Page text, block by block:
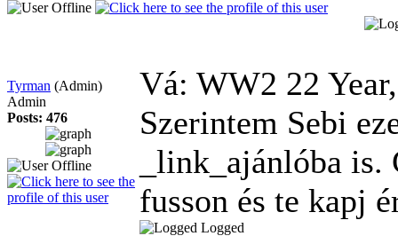
Tyrman (Admin)
Admin
Posts: 476
Vá: WW2 22
Szerintem Sebi
_link_ajánlóba
fusson és te kapj
Logged